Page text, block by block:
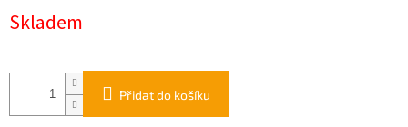
cena:
Skladem
Přidat do košíku